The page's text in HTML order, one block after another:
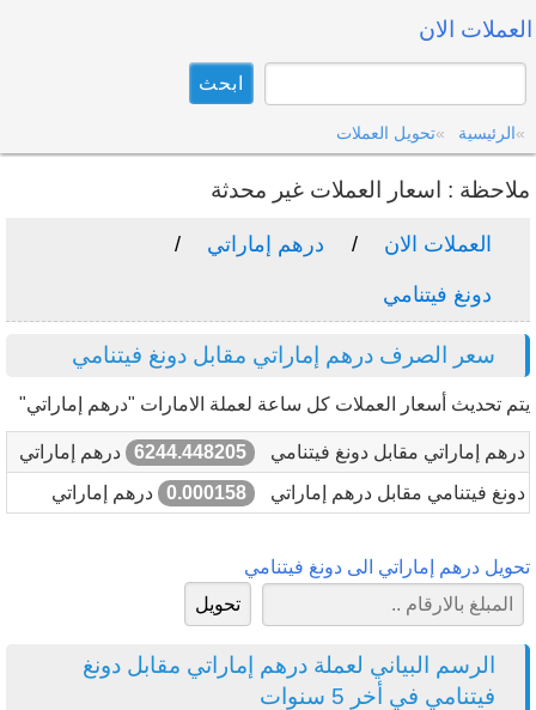
العملات الان
الرئيسية تحويل العملات
ملاحظة : اسعار العملات غير محدثة
العملات الان درهم إماراتي
دونغ فيتنامي
سعر الصرف درهم إماراتي مقابل دونغ فيتنامي
يتم تحديث أسعار العملات كل ساعة لعملة الامارات "درهم إماراتي"
درهم إماراتي مقابل دونغ فيتنامي 6244.448205
درهم إماراتي
دونغ فيتنامي مقابل درهم إماراتي
0.000158 درهم إماراتي
تحويل درهم إماراتي الى دونغ فيتنامي
الرسم البياني لعملة درهم إماراتي مقابل دونغ
فيتنامي في أخر 5 سنوات